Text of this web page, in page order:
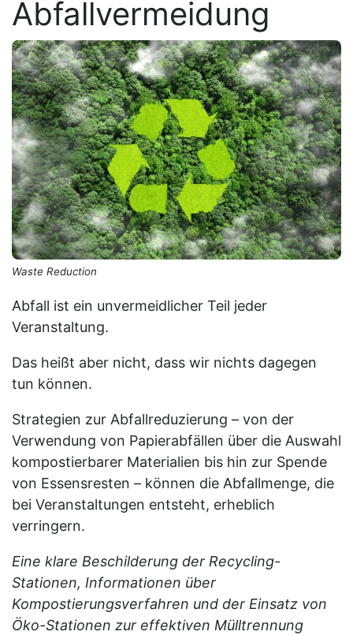
Abfallvermeidung
Waste Reduction
Abfall ist ein unvermeidlicher Teil jeder
Veranstaltung.
Das heißt aber nicht, dass wir nichts dagegen
tun können.
Strategien zur Abfallreduzierung – von der
Verwendung von Papierabfällen über die Auswahl
kompostierbarer Materialien bis hin zur Spende
von Essensresten – können die Abfallmenge, die
bei Veranstaltungen entsteht, erheblich
verringern.
Eine klare Beschilderung der Recycling-
Stationen, Informationen über
Kompostierungsverfahren und der Einsatz von
Öko-Stationen zur effektiven Mülltrennung